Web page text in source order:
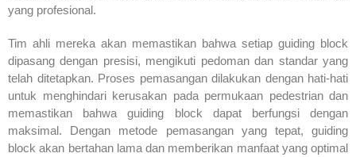
yang profesional.
Tim ahli mereka akan memastikan bahwa setiap guiding block
dipasang dengan presisi, mengikuti pedoman dan standar yang
telah ditetapkan. Proses pemasangan dilakukan dengan hati-hati
untuk menghindari kerusakan pada permukaan pedestrian dan
memastikan bahwa guiding block dapat berfungsi dengan
maksimal. Dengan metode pemasangan yang tepat, guiding
block akan bertahan lama dan memberikan manfaat yang optimal